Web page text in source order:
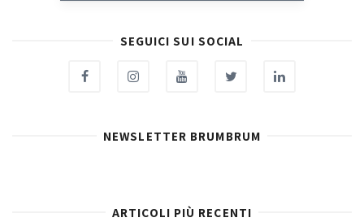
SEGUICI SUI SOCIAL
NEWSLETTER BRUMBRUM
ARTICOLI PIÙ RECENTI